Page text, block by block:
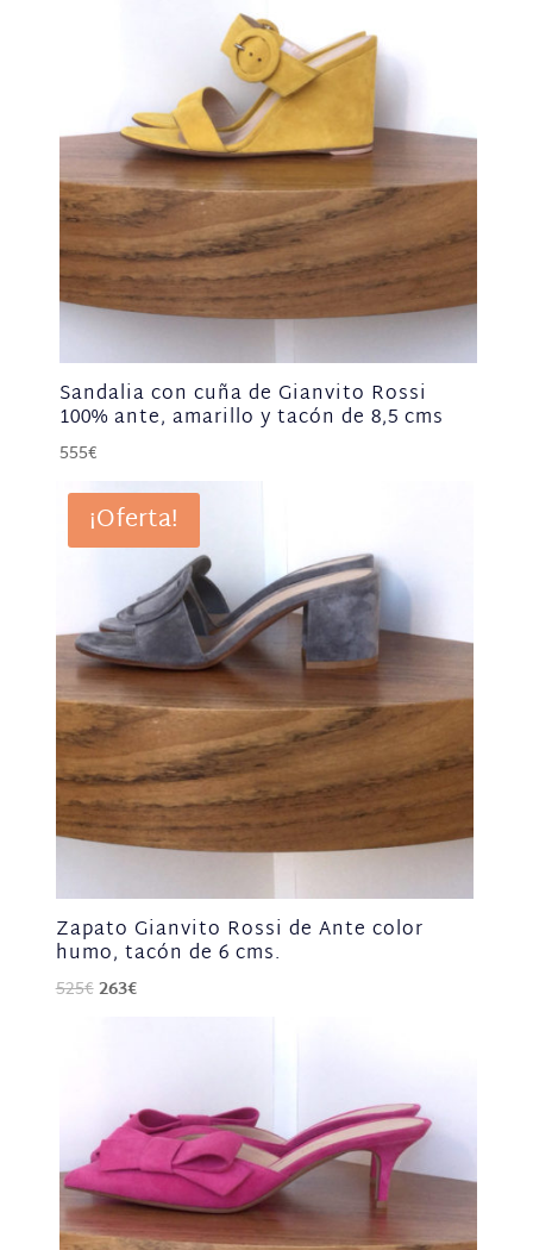
Sandalia con cuña de Gianvito Rossi
100% ante, amarillo y tacón de 8,5 cms
555€
¡Oferta!
Zapato Gianvito Rossi de Ante color
humo, tacón de 6 cms.
525€El
263€El